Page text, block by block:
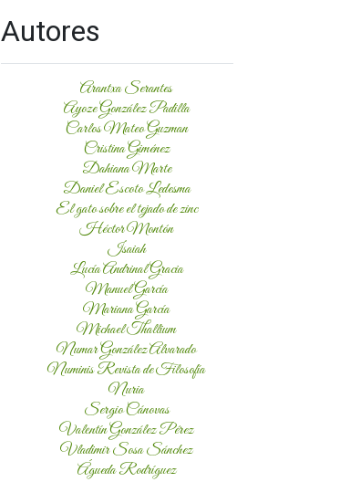
Autores
Arantxa Serantes
Ayoze González Padilla
Carlos Mateo Guzman
Cristina Giménez
Dahiana Marte
Daniel Escoto Ledesma
El gato sobre el tejado de zinc
Héctor Montón
Isaiah
Lucía Andrinal Gracia
Manuel García
Mariana García
Michael Thallium
Numar González Alvarado
Numinis Revista de Filosofía
Nuria
Sergio Cánovas
Valentín González Pérez
Vladimir Sosa Sánchez
Águeda Rodríguez